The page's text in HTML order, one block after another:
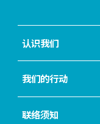
认识我们
我们的行动
联络须知